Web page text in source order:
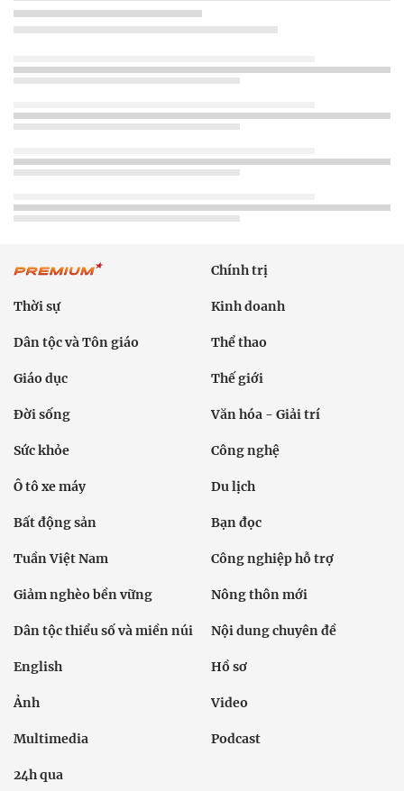
Chính trị
Thời sự Kinh doanh
Dân tộc và Tôn giáo Thể thao
Giáo dục Thế giới
Đời sống Văn hóa - Giải trí
Sức khỏe Công nghệ
Ô tô xe máy Du lịch
Bất động sản Bạn đọc
Tuần Việt Nam Công nghiệp hỗ trợ
Giảm nghèo bền vững Nông thôn mới
Dân tộc thiểu số và miền núi Nội dung chuyên đề
English Hồ sơ
Ảnh Video
Multimedia Podcast
24h qua